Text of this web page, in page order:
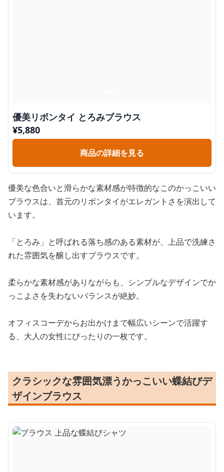
優美リボンタイ とろみブラウス
¥5,880
商品の詳細を見る
優美な色合いと滑らかな素材感が特徴的なこのかっこいい
ブラウスは、首元のリボンタイがエレガントさを演出して
います。
「とろみ」と呼ばれる落ち感のある素材が、上品で洗練さ
れた雰囲気を醸し出すブラウスです。
柔らかな素材感がありながらも、シンプルなデザインでか
っこよさを失わないバランスが絶妙。
オフィスコーデからお出かけまで幅広いシーンで活躍す
る、大人の女性にぴったりの一枚です。
クラシックな雰囲気漂うかっこいい蝶結びデ
ザインブラウス